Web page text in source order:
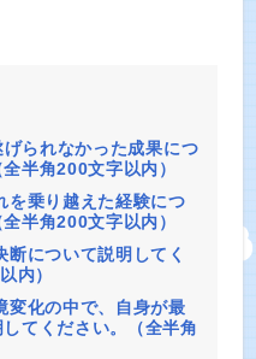
られなかった成果につ
半角200文字以内）
を乗り越えた経験につ
半角200文字以内）
断について説明してく
内）
変化の中で、自身が最
てください。（全半角